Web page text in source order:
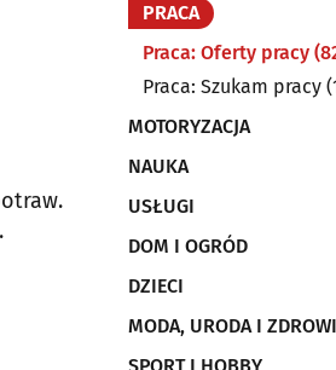
PRACA
Praca: Oferty pracy
Praca: Szukam pracy
MOTORYZACJA
NAUKA
USŁUGI
DOM I OGRÓD
DZIECI
MODA, URODA I